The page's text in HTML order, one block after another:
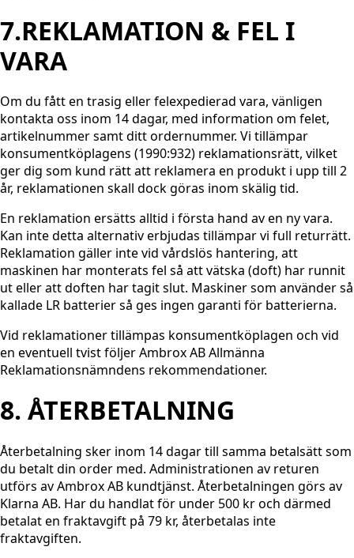
7.REKLAMATION & FEL I
VARA
Om du fått en trasig eller felexpedierad vara, vänligen
kontakta oss inom 14 dagar, med information om felet,
artikelnummer samt ditt ordernummer. Vi tillämpar
konsumentköplagens (1990:932) reklamationsrätt, vilket
ger dig som kund rätt att reklamera en produkt i upp till 2
år, reklamationen skall dock göras inom skälig tid.
En reklamation ersätts alltid i första hand av en ny vara.
Kan inte detta alternativ erbjudas tillämpar vi full returrätt.
Reklamation gäller inte vid vårdslös hantering, att
maskinen har monterats fel så att vätska (doft) har runnit
ut eller att doften har tagit slut. Maskiner som använder så
kallade LR batterier så ges ingen garanti för batterierna.
Vid reklamationer tillämpas konsumentköplagen och vid
en eventuell tvist följer Ambrox AB Allmänna
Reklamationsnämndens rekommendationer.
8. ÅTERBETALNING
Återbetalning sker inom 14 dagar till samma betalsätt som
du betalt din order med. Administrationen av returen
utförs av Ambrox AB kundtjänst. Återbetalningen görs av
Klarna AB. Har du handlat för under 500 kr och därmed
betalat en fraktavgift på 79 kr, återbetalas inte
fraktavgiften.